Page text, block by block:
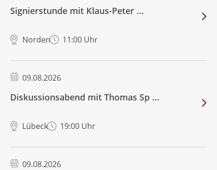
Signierstunde mit Klaus-Peter ...
Norden 11:00 Uhr
09.08.2026
Diskussionsabend mit Thomas Sp ...
Lübeck 19:00 Uhr
09.08.2026